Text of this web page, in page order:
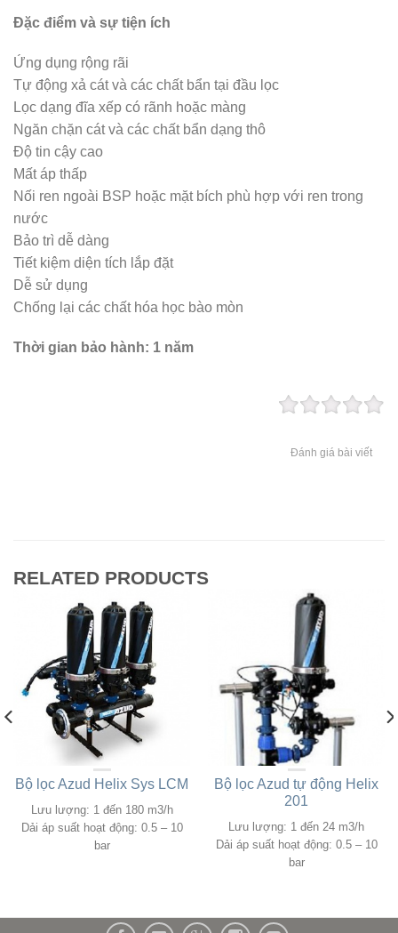
Đặc điểm và sự tiện ích
Ứng dụng rộng rãi
Tự động xả cát và các chất bẩn tại đầu lọc
Lọc dạng đĩa xếp có rãnh hoặc màng
Ngăn chặn cát và các chất bẩn dạng thô
Độ tin cậy cao
Mất áp thấp
Nối ren ngoài BSP hoặc mặt bích phù hợp với ren trong
nước
Bảo trì dễ dàng
Tiết kiệm diện tích lắp đặt
Dễ sử dụng
Chống lại các chất hóa học bào mòn
Thời gian bảo hành: 1 năm
Đánh giá bài viết
RELATED PRODUCTS
Bộ lọc Azud Helix Sys LCM
Lưu lượng: 1 đến 180 m3/h
Dải áp suất hoạt động: 0.5 – 10
bar
Bộ lọc Azud tự động Helix
201
Lưu lượng: 1 đến 24 m3/h
Dải áp suất hoạt động: 0.5 – 10
bar